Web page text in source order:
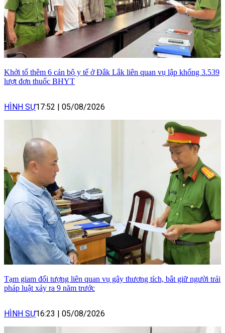
Khởi tố thêm 6 cán bộ y tế ở Đắk Lắk liên quan vụ lập khống 3.539
lượt đơn thuốc BHYT
HÌNH SỰ17:52 | 05/08/2026
Tạm giam đối tượng liên quan vụ gây thương tích, bắt giữ người trái
pháp luật xảy ra 9 năm trước
HÌNH SỰ16:23 | 05/08/2026